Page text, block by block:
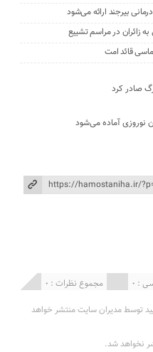
بیرجند ارائه می‌شود
زائران در مراسم تشییع
نوروزی آماده می‌شود
مجموع نظرات : 0 : 0
توسط مدیران سایت منتشر خواهد
نخواهد شد.